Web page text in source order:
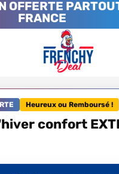
OFFERTE
FRANCE
Heureux ou Remboursé !
confort